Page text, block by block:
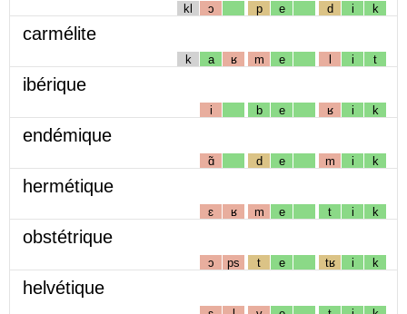
kl ɔ p e d i k
carmélite
k a ʁ m e l i t
ibérique
i b e ʁ i k
endémique
ɑ̃ d e m i k
hermétique
ɛ ʁ m e t i k
obstétrique
ɔ ps t e tʁ i k
helvétique